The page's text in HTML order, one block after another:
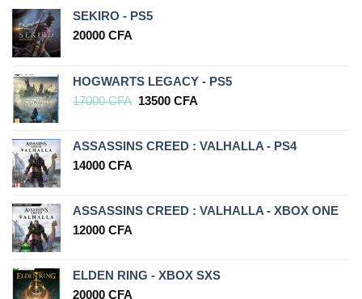
SEKIRO - PS5
20000 CFA
HOGWARTS LEGACY - PS5
17000CFA Le
était :
13500CFA
est :
ASSASSINS CREED : VALHALLA - PS4
14000 CFA
ASSASSINS CREED : VALHALLA - XBOX ONE
12000 CFA
ELDEN RING - XBOX SXS
20000 CFA